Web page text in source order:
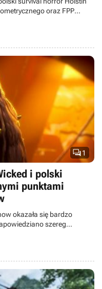
oraz FPP
1
i polski
punktami
okazała się bardzo
szereg
wielu produkcji.